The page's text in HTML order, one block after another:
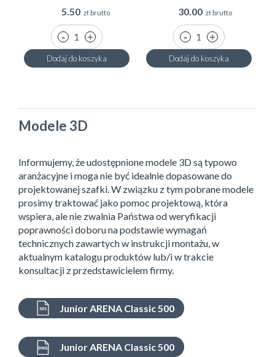
5.50 zł brutto
Dodaj do koszyka
30.00 zł brutto
Dodaj do koszyka
Modele 3D
Informujemy, że udostępnione modele 3D są typowo
aranżacyjne i moga nie być idealnie dopasowane do
projektowanej szafki. W związku z tym pobrane modele
prosimy traktować jako pomoc projektową, która
wspiera, ale nie zwalnia Państwa od weryfikacji
poprawności doboru na podstawie wymagań
technicznych zawartych w instrukcji montażu, w
aktualnym katalogu produktów lub/i w trakcie
konsultacji z przedstawicielem firmy.
Junior ARENA Classic 500
Junior ARENA Classic 500